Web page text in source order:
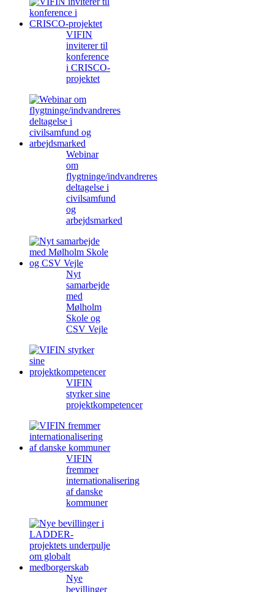
VIFIN
inviterer til
konference
i CRISCO-
projektet
Webinar
om
flygtninge/indvandreres
deltagelse i
civilsamfund
og
arbejdsmarked
Nyt
samarbejde
med
Mølholm
Skole og
CSV Vejle
VIFIN
styrker sine
projektkompetencer
VIFIN
fremmer
internationalisering
af danske
kommuner
Nye
bevillinger